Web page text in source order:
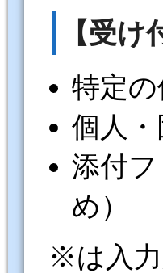
【受
特定
個人
添付
め）
※は入